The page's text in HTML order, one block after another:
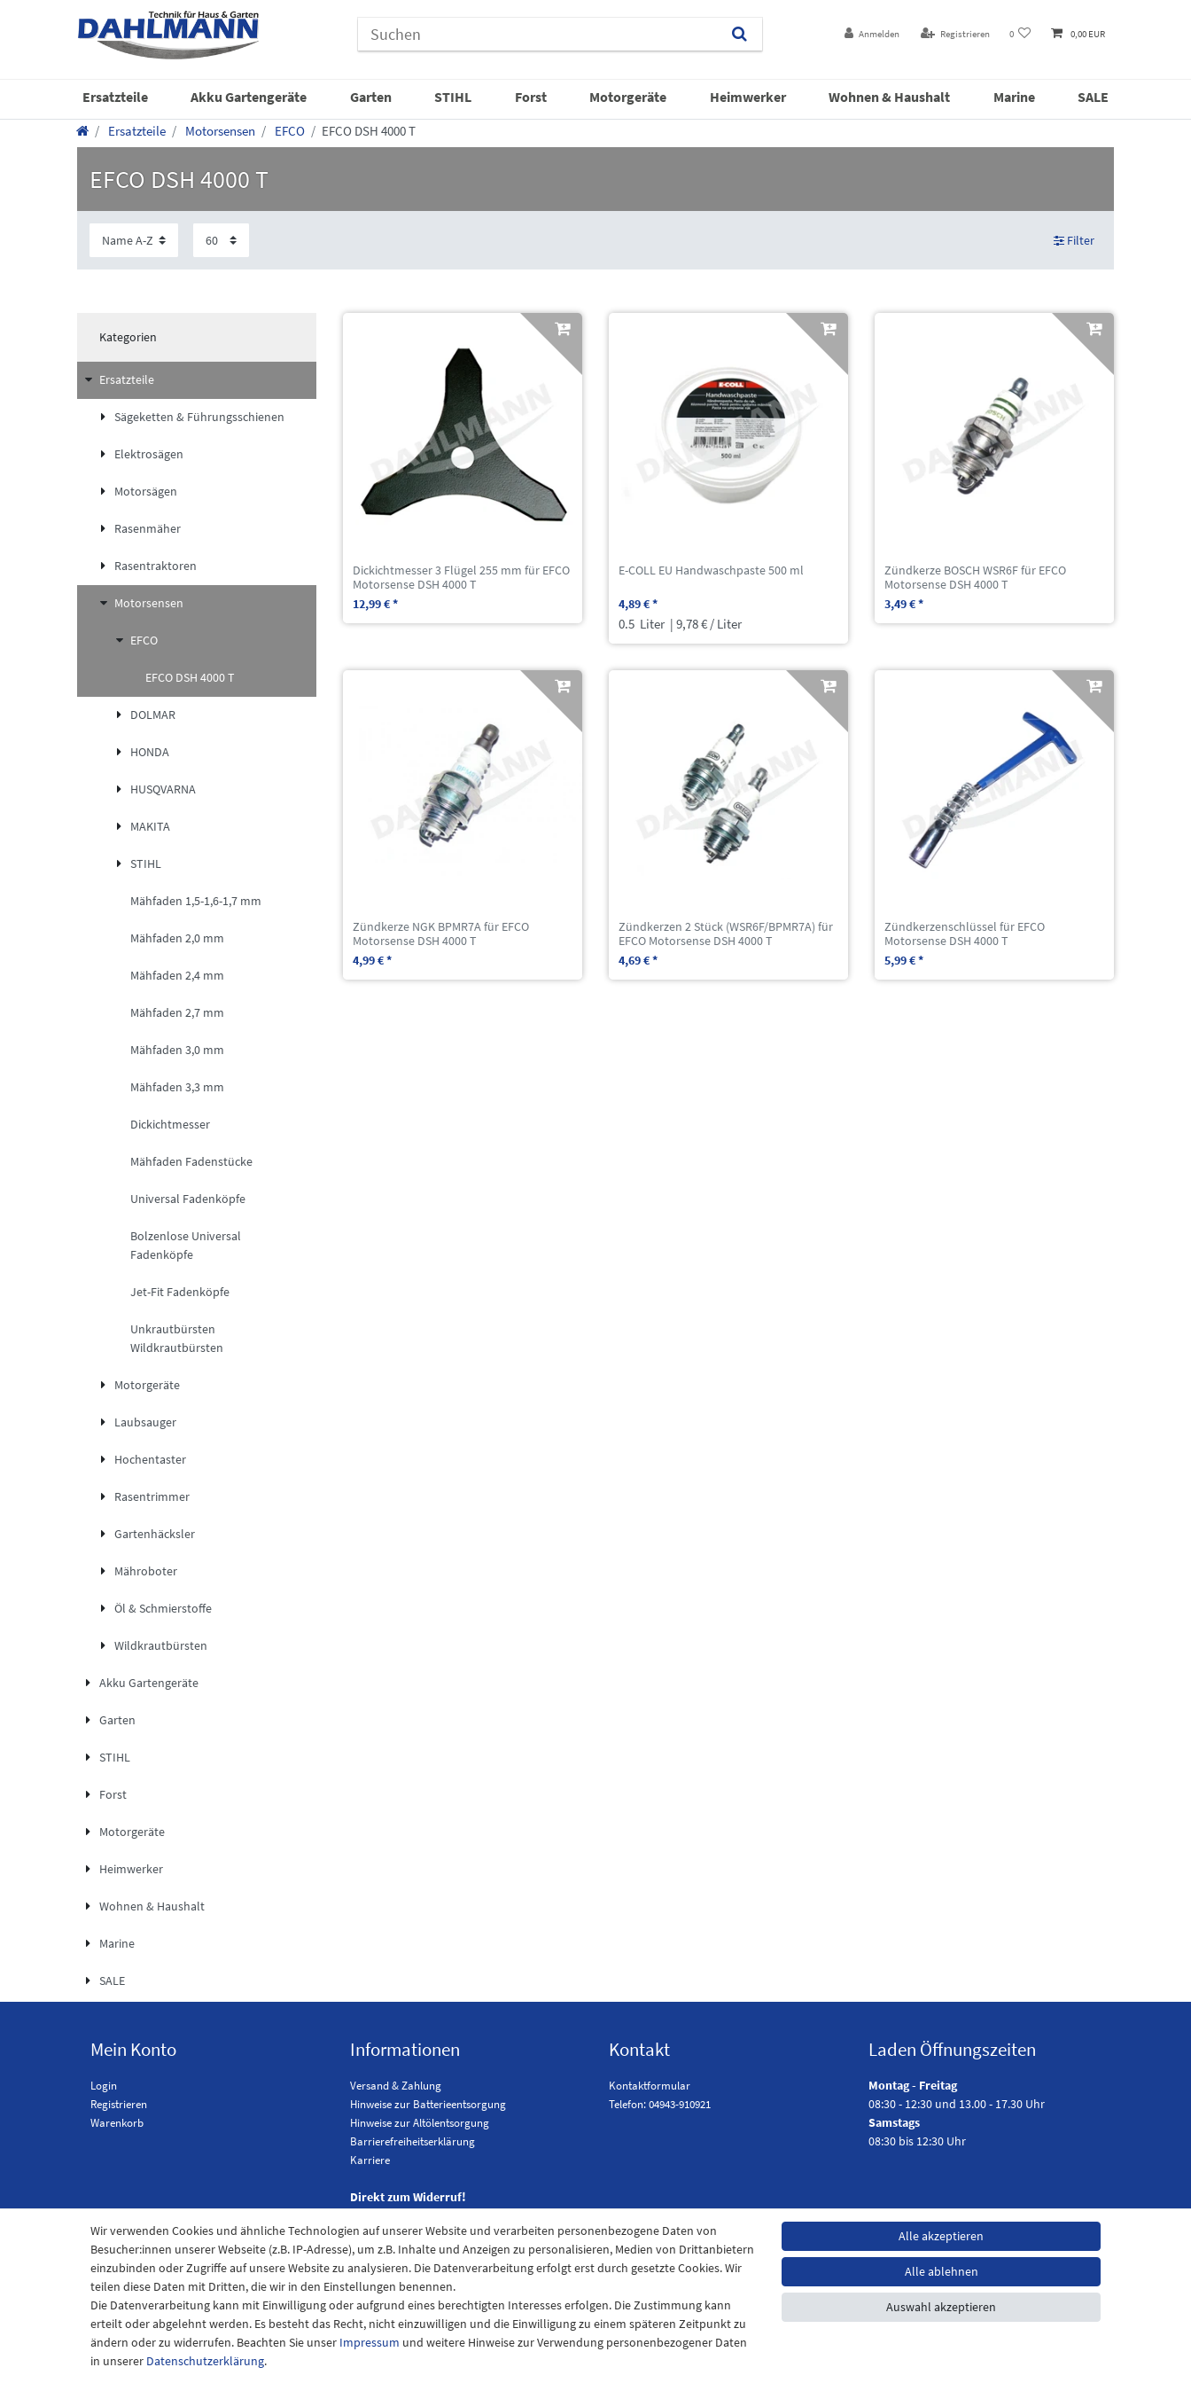
Anmelden Registrieren 0 0,00 EUR
Ersatzteile Akku Gartengeräte Garten STIHL Forst Motorgeräte Heimwerker Wohnen & Haushalt Marine SALE
Ersatzteile Motorsensen EFCO EFCO DSH 4000 T
EFCO DSH 4000 T
Filter
Kategorien
Ersatzteile
Sägeketten & Führungsschienen
Elektrosägen
Motorsägen
Rasenmäher
Rasentraktoren
Motorsensen
EFCO
EFCO DSH 4000 T
DOLMAR
HONDA
HUSQVARNA
MAKITA
STIHL
Mähfaden 1,5-1,6-1,7 mm
Mähfaden 2,0 mm
Mähfaden 2,4 mm
Mähfaden 2,7 mm
Mähfaden 3,0 mm
Mähfaden 3,3 mm
Dickichtmesser
Mähfaden Fadenstücke
Universal Fadenköpfe
Bolzenlose Universal
Fadenköpfe
Jet-Fit Fadenköpfe
Unkrautbürsten
Wildkrautbürsten
Motorgeräte
Laubsauger
Hochentaster
Rasentrimmer
Gartenhäcksler
Mähroboter
Öl & Schmierstoffe
Wildkrautbürsten
Akku Gartengeräte
Garten
STIHL
Forst
Motorgeräte
Heimwerker
Wohnen & Haushalt
Marine
SALE
Dickichtmesser 3 Flügel 255 mm für EFCO
Motorsense DSH 4000 T
12,99 € *
E-COLL EU Handwaschpaste 500 ml
4,89 € *
0.5 Liter | 9,78 € / Liter
Zündkerze BOSCH WSR6F für EFCO
Motorsense DSH 4000 T
3,49 € *
Zündkerze NGK BPMR7A für EFCO
Motorsense DSH 4000 T
4,99 € *
Zündkerzen 2 Stück (WSR6F/BPMR7A) für
EFCO Motorsense DSH 4000 T
4,69 € *
Zündkerzenschlüssel für EFCO
Motorsense DSH 4000 T
5,99 € *
Mein Konto
Login
Registrieren
Warenkorb
Informationen
Versand & Zahlung
Hinweise zur Batterieentsorgung
Hinweise zur Altölentsorgung
Barrierefreiheitserklärung
Karriere
Direkt zum Widerruf!
Kontakt
Kontaktformular
Telefon: 04943-910921
Laden Öffnungszeiten
Montag - Freitag
08:30 - 12:30 und 13.00 - 17.30 Uhr
Samstags
08:30 bis 12:30 Uhr
Impressum Daten­schutz­erklärung AGB Widerrufs­recht
Wir verwenden Cookies und ähnliche Technologien auf unserer Website und verarbeiten personenbezogene Daten von
Besucher:innen unserer Webseite (z.B. IP-Adresse), um z.B. Inhalte und Anzeigen zu personalisieren, Medien von Drittanbietern
einzubinden oder Zugriffe auf unsere Website zu analysieren. Die Datenverarbeitung erfolgt erst durch gesetzte Cookies. Wir
teilen diese Daten mit Dritten, die wir in den Einstellungen benennen.
Die Datenverarbeitung kann mit Einwilligung oder aufgrund eines berechtigten Interesses erfolgen. Die Zustimmung kann
erteilt oder abgelehnt werden. Es besteht das Recht, nicht einzuwilligen und die Einwilligung zu einem späteren Zeitpunkt zu
ändern oder zu widerrufen. Beachten Sie unser Impressum und weitere Hinweise zur Verwendung personenbezogener Daten
in unserer Daten­schutz­erklärung.
Alle akzeptieren
Alle ablehnen
Auswahl akzeptieren